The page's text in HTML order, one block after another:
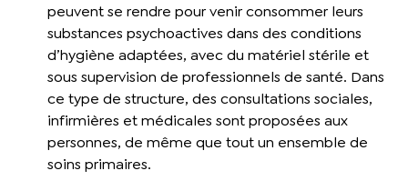
peuvent se rendre pour venir consommer leurs
substances psychoactives dans des conditions
d’hygiène adaptées, avec du matériel stérile et
sous supervision de professionnels de santé. Dans
ce type de structure, des consultations sociales,
infirmières et médicales sont proposées aux
personnes, de même que tout un ensemble de
soins primaires.